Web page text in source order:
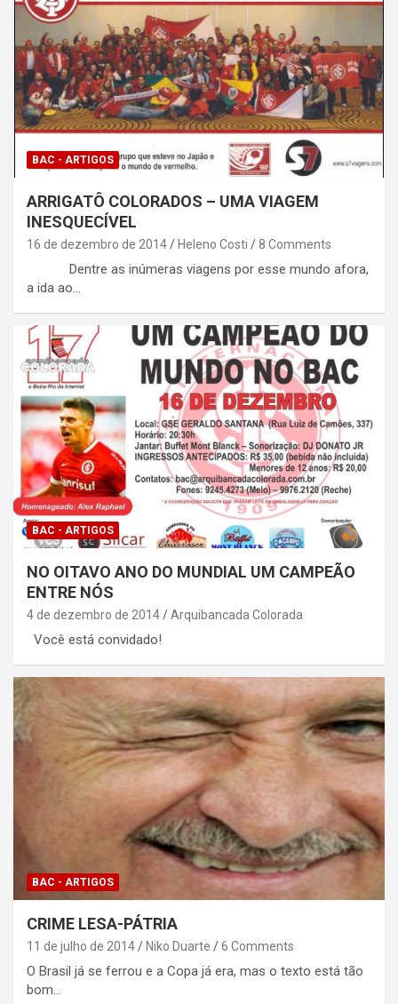
BAC - ARTIGOS
ARRIGATÔ COLORADOS – UMA VIAGEM
INESQUECÍVEL
16 de dezembro de 2014 Heleno Costi 8 Comments
Dentre as inúmeras viagens por esse mundo afora,
a ida ao…
BAC - ARTIGOS
NO OITAVO ANO DO MUNDIAL UM CAMPEÃO
ENTRE NÓS
4 de dezembro de 2014 Arquibancada Colorada
Você está convidado!
BAC - ARTIGOS
CRIME LESA-PÁTRIA
11 de julho de 2014 Niko Duarte 6 Comments
O Brasil já se ferrou e a Copa já era, mas o texto está tão
bom…